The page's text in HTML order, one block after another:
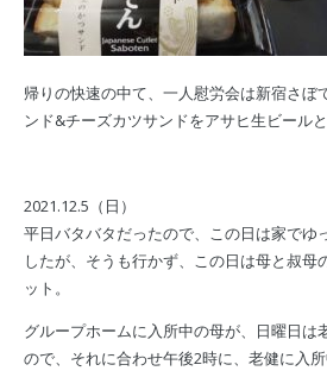
帰りの快速の中て、一人慰労会は新宿さぼ
ンド&チーズカツサンドをアサヒ生ビールと
2021.12.5（日）
平日バタバタだったので、この日は家でゆ
したが、そうも行かず、この日は母と叔母
ット。
グループホームに入所中の母が、日曜日は
ので、それに合わせ午後2時に、老健に入